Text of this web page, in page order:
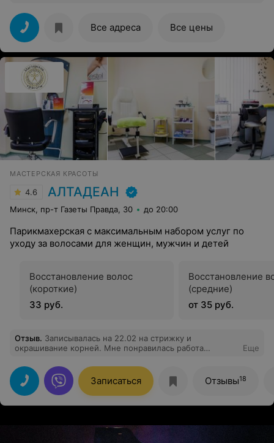
полуслова и если я хочу что-либо он всегда советует
подойдет или нет. Свою работу делает качественно и
хорошо. Побольше бы таких мастеров. Спасибо
большое и администратору всегда вежливая и
приятная. Всем советую этот салон.
Все адреса Все цены
МАСТЕРСКАЯ КРАСОТЫ
4.6 АЛТАДЕАН
Минск, пр-т Газеты Правда, 30 до 20:00
Парикмахерская с максимальным набором услуг по
уходу за волосами для женщин, мужчин и детей
Восстановление волос
(короткие)
33 руб.
Восстановление
(средние)
от 35 руб.
Отзыв. Записывалась на 22.02 на стрижку и
окрашивание корней. Мне понравилась работа
отросший корень) Спасибо вам за работу.
Еще
Записаться Отзывы18